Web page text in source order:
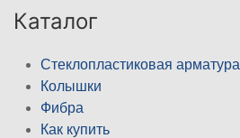
Каталог
Стеклопластиковая арматура
Колышки
Фибра
Как купить